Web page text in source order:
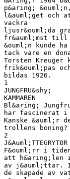
p&aring;
l&auml;get och
vackra
ljusr&ouml;da
fr&auml;mst till
&ouml;n kunde
tack vare en
Torsten Kreuger
frik&ouml;pas
bildas 1926.
1
JUNGFRU&shy;
KAMMAREN
Bl&aring;
har fascinerat
Kanske &auml;r
trollens boning?
2
J&Auml;TTEGRYTOR
F&ouml;rr i
att h&aring;len
av j&auml;ttar.
de skapade av